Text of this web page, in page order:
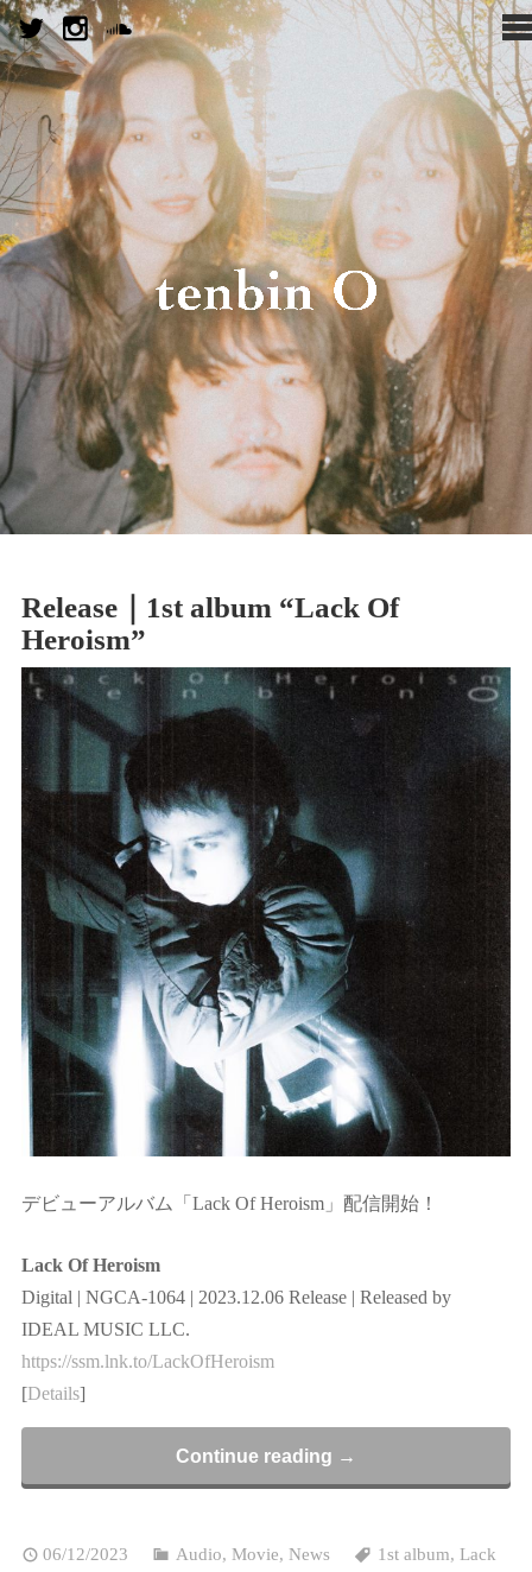
Release｜1st album “Lack Of
Heroism”
デビューアルバム「Lack Of Heroism」配信開始！
Lack Of Heroism
Digital | NGCA-1064 | 2023.12.06 Release | Released by
IDEAL MUSIC LLC.
https://ssm.lnk.to/LackOfHeroism
[Details]
Continue reading →
06/12/2023 Audio, Movie, News 1st album, Lack